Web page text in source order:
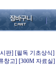
판] [필독 기초상식]
창고] [300M 자료실]